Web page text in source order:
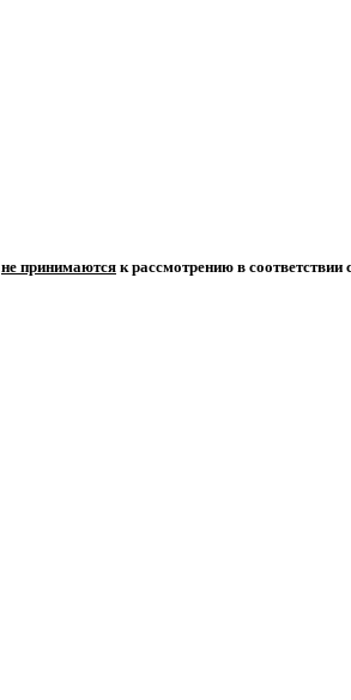
не принимаются к рассмотрению в